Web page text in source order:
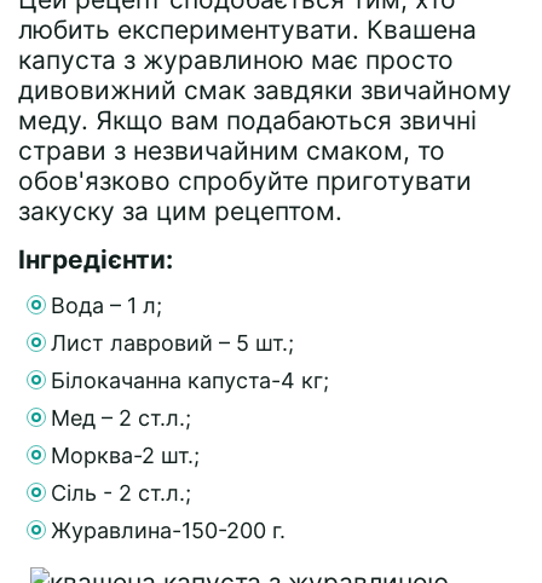
любить експериментувати. Квашена
капуста з журавлиною має просто
дивовижний смак завдяки звичайному
меду. Якщо вам подабаються звичні
страви з незвичайним смаком, то
обов'язково спробуйте приготувати
закуску за цим рецептом.
Інгредієнти:
Вода – 1 л;
Лист лавровий – 5 шт.;
Білокачанна капуста-4 кг;
Мед – 2 ст.л.;
Морква-2 шт.;
Сіль - 2 ст.л.;
Журавлина-150-200 г.